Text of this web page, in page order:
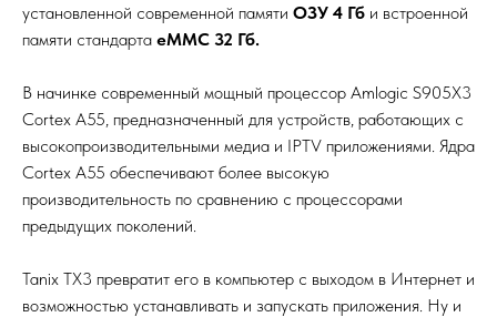
установленной современной памяти ОЗУ 4 Гб и встроенной
памяти стандарта eMMC 32 Гб.
В начинке современный мощный процессор Amlogic S905X3
Cortex A55, предназначенный для устройств, работающих с
высокопроизводительными медиа и IPTV приложениями. Ядра
Cortex A55 обеспечивают более высокую
производительность по сравнению с процессорами
предыдущих поколений.
Tanix TX3 превратит его в компьютер с выходом в Интернет и
возможностью устанавливать и запускать приложения. Ну и